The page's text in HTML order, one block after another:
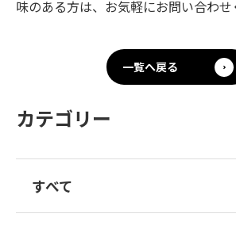
味のある方は、お気軽にお問い合わせ
一覧へ戻る
カテゴリー
すべて